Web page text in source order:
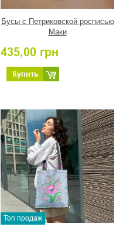
Бусы с Петриковской росписью
Маки
435,00 грн
Купить
Топ продаж